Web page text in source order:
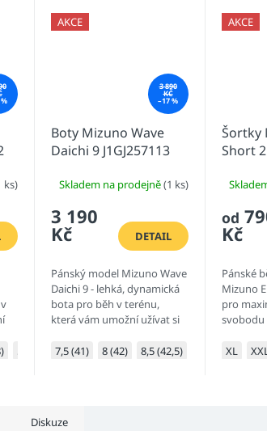
ks)
5,5 (38,5) 6 (39) 6,5 (40) 7 (40,5) 7,5 (41) 8
AKCE
3 890
KČ
–17 %
Boty Mizuno Wave
Daichi 9 J1GJ257113
Skladem na prodejně(1 ks)
3 190
Kč DETAIL
Pánský model Mizuno Wave
Daichi 9 - lehká, dynamická
bota pro běh v terénu,
která vám umožní užívat si
dokonalou rovnováhou
7,5 (41) 8 (42) 8,5 (42,5) 9,5
AKCE
Šortky
Short
od
Kč
Pánské
Mizuno
pro
XL
Diskuze